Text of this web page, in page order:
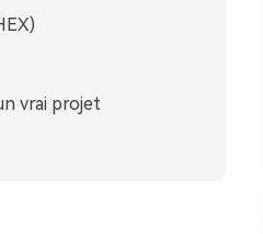
vrai projet